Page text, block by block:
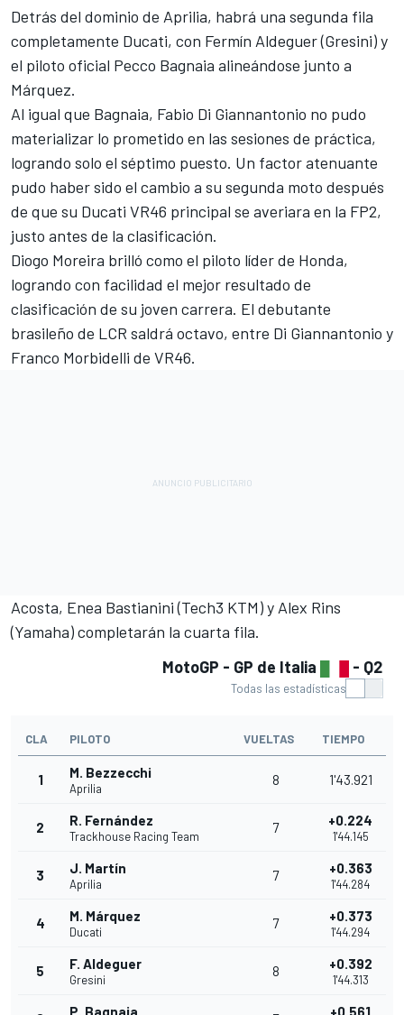
Detrás del dominio de Aprilia, habrá una segunda fila
completamente Ducati, con Fermín Aldeguer(Gresini) y
el piloto oficial Pecco Bagnaia alineándose junto a
Márquez.
Al igual que Bagnaia, Fabio Di Giannantonio no pudo
materializar lo prometido en las sesiones de práctica,
logrando solo el séptimo puesto. Un factor atenuante
pudo haber sido el cambio a su segunda moto después
de que su Ducati VR46 principal se averiara en la FP2,
justo antes de la clasificación.
Diogo Moreira brilló como el piloto líder de Honda,
logrando con facilidad el mejor resultado de
clasificación de su joven carrera. El debutante
brasileño de LCR saldrá octavo, entre Di Giannantonio y
Franco Morbidelli de VR46.
Acosta, Enea Bastianini(Tech3 KTM) y Alex Rins
(Yamaha) completarán la cuarta fila.
MotoGP - GP de Italia
- Q2
Todas las estadísticas
CLA PILOTO VUELTAS TIEMPO
1 M. Bezzecchi
Aprilia
8 1'43.921
2 R. Fernández
Trackhouse Racing Team
7 +0.224
1'44.145
3 J. Martín
Aprilia
7 +0.363
1'44.284
4 M. Márquez
Ducati
7 +0.373
1'44.294
5 F. Aldeguer
Gresini
8 +0.392
1'44.313
P. Bagnaia +0.561